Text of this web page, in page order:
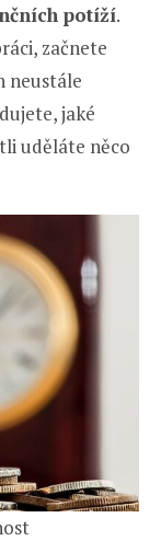
potíží.
začnete
neustále
jaké
uděláte něco